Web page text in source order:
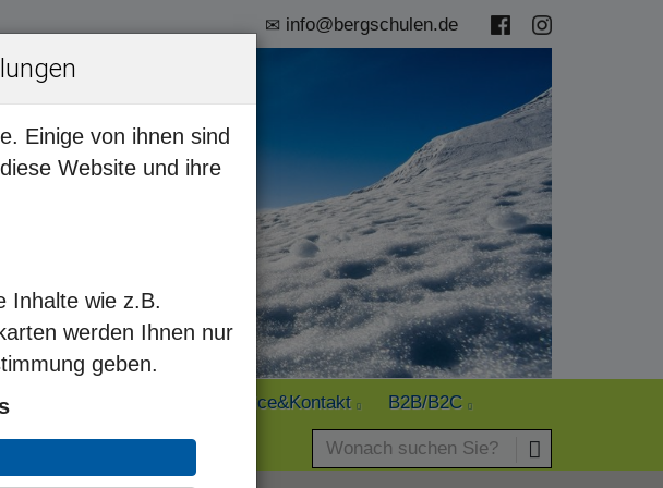
info@bergschulen.de
Service&Kontakt B2B/B2C
Einige von ihnen sind
Website und ihre
Inhalte wie z.B.
werden Ihnen nur
geben.